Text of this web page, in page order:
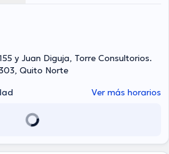
y Juan Diguja, Torre Consultorios.
Quito Norte
Ver más horarios